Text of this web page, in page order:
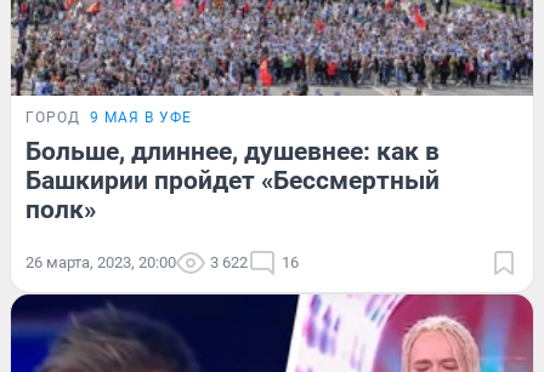
ГОРОД 9 МАЯ В УФЕ
Больше, длиннее, душевнее: как в
Башкирии пройдет «Бессмертный
полк»
26 марта, 2023, 20:00 3 622 16